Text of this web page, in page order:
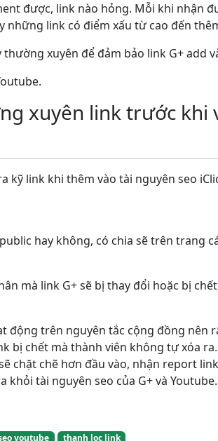
được, link nào hỏng. Mỗi khi nhận
những link có điểm xấu từ cao đến
xuyên để đảm bảo link G+ add
xuyên link trước
kỹ link khi thêm vào tài nguyên seo
hay không, có chia sẽ trên trang
mà link G+ sẽ bị thay đổi hoặc bị
động trên nguyên tắc cộng đồng
bị chết mà thành viên không tự xóa
chặt chẽ hơn đầu vào, nhận report
tài nguyên seo của G+ và Youtube.
youtube thanh lọc link